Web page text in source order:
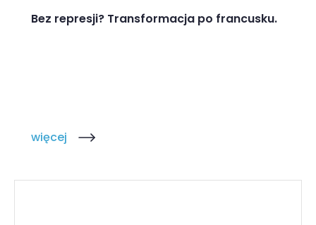
Bez represji? Transformacja po francusku.
więcej